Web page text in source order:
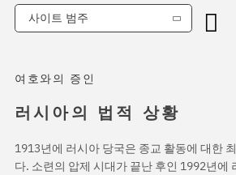
여호와의 증인
러시아의 법적 상황
1913년에 러시아 당국은 종교 활동에 대한
다. 소련의 압제 시대가 끝난 후인 1992년에
사이트 범주